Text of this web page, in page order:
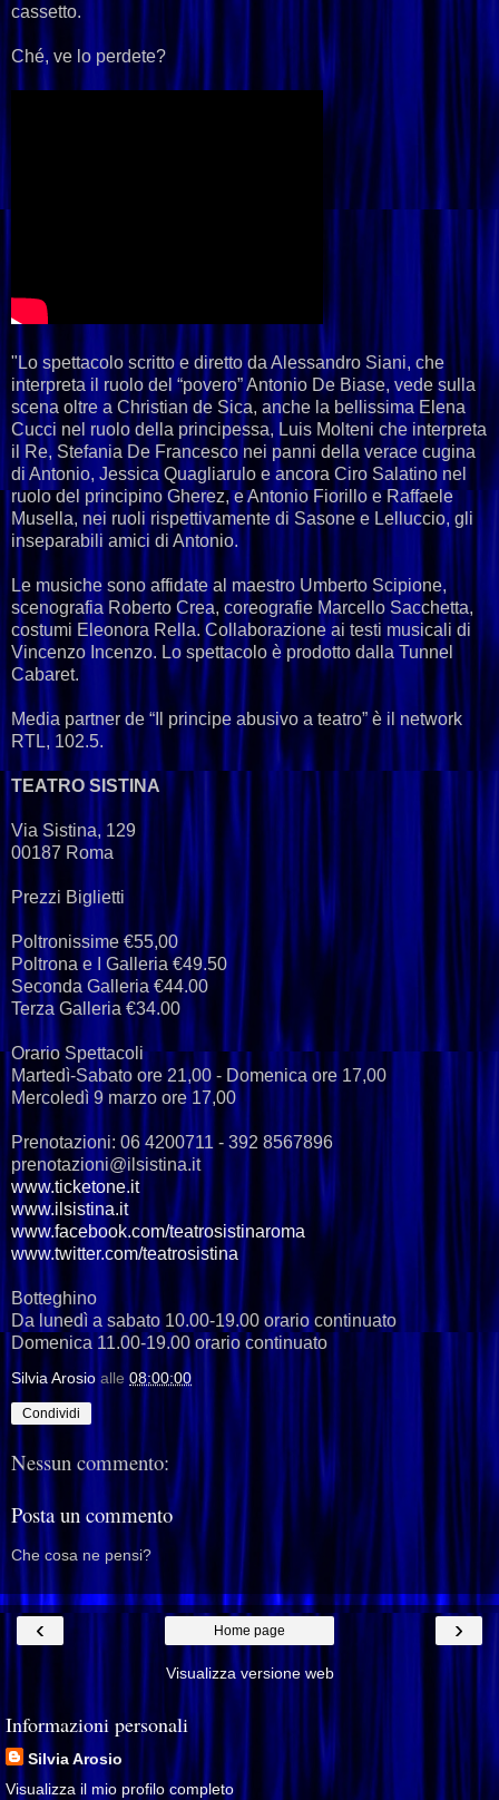
cassetto.
Ché, ve lo perdete?
"Lo spettacolo scritto e diretto da Alessandro Siani, che
interpreta il ruolo del “povero” Antonio De Biase, vede sulla
scena oltre a Christian de Sica, anche la bellissima Elena
Cucci nel ruolo della principessa, Luis Molteni che interpreta
il Re, Stefania De Francesco nei panni della verace cugina
di Antonio, Jessica Quagliarulo e ancora Ciro Salatino nel
ruolo del principino Gherez, e Antonio Fiorillo e Raffaele
Musella, nei ruoli rispettivamente di Sasone e Lelluccio, gli
inseparabili amici di Antonio.
Le musiche sono affidate al maestro Umberto Scipione,
scenografia Roberto Crea, coreografie Marcello Sacchetta,
costumi Eleonora Rella. Collaborazione ai testi musicali di
Vincenzo Incenzo. Lo spettacolo è prodotto dalla Tunnel
Cabaret.
Media partner de “Il principe abusivo a teatro” è il network
RTL, 102.5.
TEATRO SISTINA
Via Sistina, 129
00187 Roma
Prezzi Biglietti
Poltronissime €55,00
Poltrona e I Galleria €49.50
Seconda Galleria €44.00
Terza Galleria €34.00
Orario Spettacoli
Martedì-Sabato ore 21,00 - Domenica ore 17,00
Mercoledì 9 marzo ore 17,00
Prenotazioni: 06 4200711 - 392 8567896
prenotazioni@ilsistina.it
www.ticketone.it
www.ilsistina.it
www.facebook.com/teatrosistinaroma
www.twitter.com/teatrosistina
Botteghino
Da lunedì a sabato 10.00-19.00 orario continuato
Domenica 11.00-19.00 orario continuato
Silvia Arosio alle 08:00:00
Condividi
Nessun commento:
Posta un commento
Che cosa ne pensi?
‹ ›
Home page
Visualizza versione web
Informazioni personali
Silvia Arosio
Visualizza il mio profilo completo